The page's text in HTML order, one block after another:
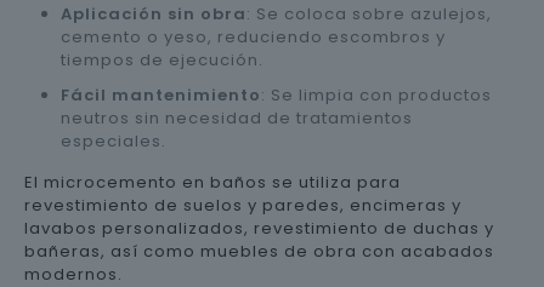
Aplicación sin obra: Se coloca sobre azulejos,
cemento o yeso, reduciendo escombros y
tiempos de ejecución.
Fácil mantenimiento: Se limpia con productos
neutros sin necesidad de tratamientos
especiales.
El microcemento en baños se utiliza para
revestimiento de suelos y paredes, encimeras y
lavabos personalizados, revestimiento de duchas y
bañeras, así como muebles de obra con acabados
modernos.